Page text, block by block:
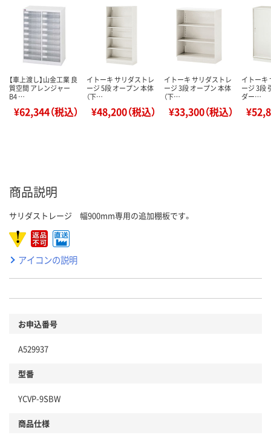
【車上渡し】山金工業 良
質空間 アレンジャー
B4 …
¥62,344（税込）
イトーキ サリダストレ
ージ 5段 オープン 本体
（下…
¥48,200（税込）
イトーキ サリダストレ
ージ 3段 オープン 本体
（下…
¥33,300（税込）
イトーキ
ージ 3段
ダー…
商品説明
サリダストレージ 幅900mm専用の追加棚板です。
アイコンの説明
お申込番号
A529937
型番
YCVP-9SBW
商品仕様